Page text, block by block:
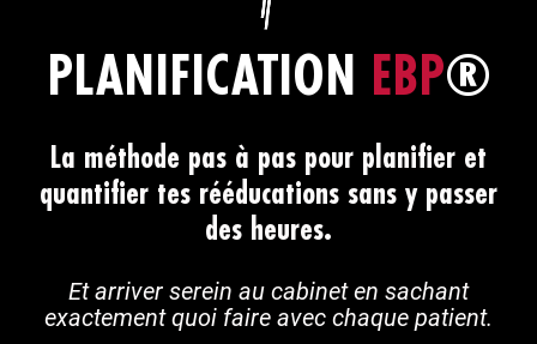
PLANIFICATION EBP®
La méthode pas à pas pour planifier et
quantifier tes rééducations sans y passer
des heures.
Et arriver serein au cabinet en sachant
exactement quoi faire avec chaque patient.